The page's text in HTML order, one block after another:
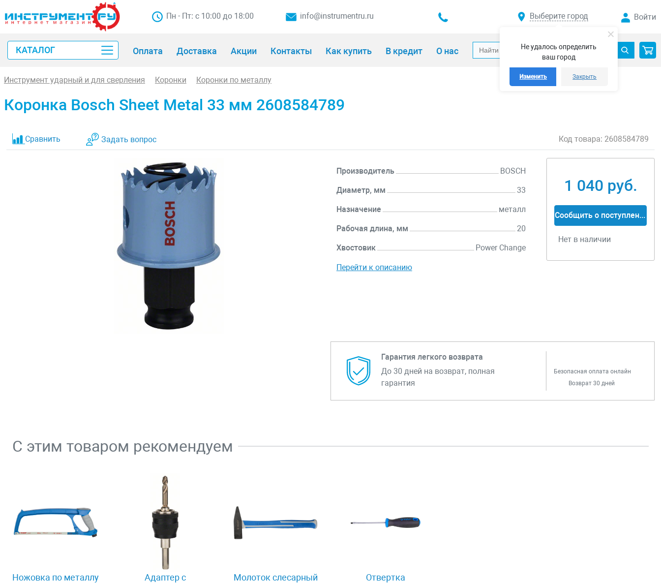
Не удалось определить
ваш город
Изменить Закрыть
Пн - Пт: с 10:00 до 18:00 info@instrumentru.ru Выберите город Войти
КАТАЛОГ Оплата Доставка Акции Контакты Как купить В кредит О нас
Инструмент ударный и для сверления Коронки Коронки по металлу
Коронка Bosch Sheet Metal 33 мм 2608584789
Сравнить Задать вопрос Код товара: 2608584789
Производитель BOSCH
Диаметр, мм 33
Назначение металл
Рабочая длина, мм 20
Хвостовик Power Change
Перейти к описанию
1 040 руб.
Сообщить о поступлении
Нет в наличии
Гарантия легкого возврата
До 30 дней на возврат, полная
гарантия
Безопасная оплата онлайн
Возврат 30 дней
С этим товаром рекомендуем
Ножовка по металлу
Адаптер c
Молоток слесарный
Отвертка